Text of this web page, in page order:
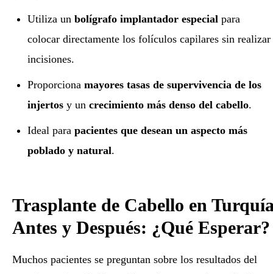
Utiliza unbolígrafo implantador especial para
colocar directamente los folículos capilares sin realizar
incisiones.
Proporcionamayores tasas de supervivencia de los
injertos y uncrecimiento más denso del cabello.
Ideal parapacientes que desean un aspecto más
poblado y natural.
Trasplante de Cabello en
Antes y Después: ¿Qué Esperar?
Muchos pacientes se preguntan sobre los resultados del